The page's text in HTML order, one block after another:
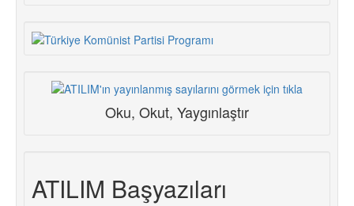
Oku, Okut, Yaygınlaştır
ATILIM Başyazıları